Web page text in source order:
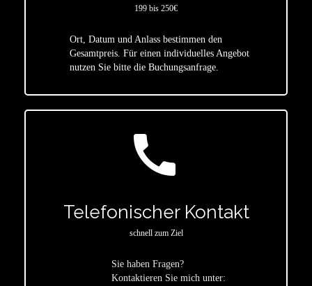
199 bis 250€
Ort, Datum und Anlass bestimmen den
Gesamtpreis. Für einen individuelles Angebot
nutzen Sie bitte die Buchungsanfrage.
call
Telefonischer Kontakt
schnell zum Ziel
Sie haben Fragen?
Kontaktieren Sie mich unter: